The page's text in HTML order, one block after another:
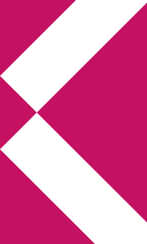
Annikas
och
Deckare,
Hem
Webbshop